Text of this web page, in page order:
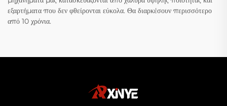
εξαρτήματα που δεν φθείρονται εύκολα. Θα διαρκέσουν περισσότερο
από 10 χρόνια.